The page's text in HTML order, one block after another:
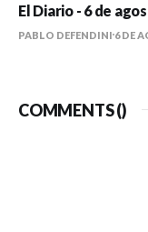
El Diario - 6 de
PABLO DEFENDINI 6 DE
COMMENTS ()